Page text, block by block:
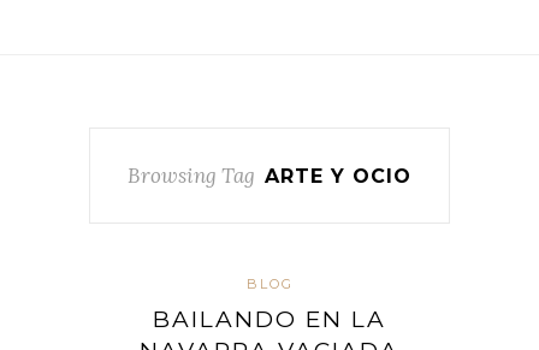
Browsing Tag ARTE Y OCIO
BLOG
BAILANDO EN LA